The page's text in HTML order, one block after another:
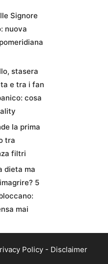
Signore
nuova
stasera
e tra i fan
cosa
la prima
tra
filtri
dieta ma
5
mai
Policy - Disclaimer